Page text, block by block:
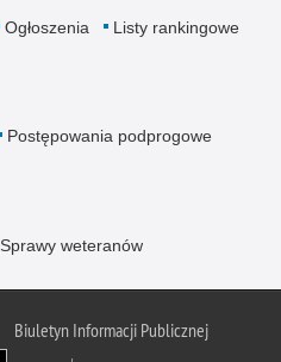
Ogłoszenia
Listy rankingowe
Postępowania podprogowe
Sprawy weteranów
Biuletyn Informacji Publicznej